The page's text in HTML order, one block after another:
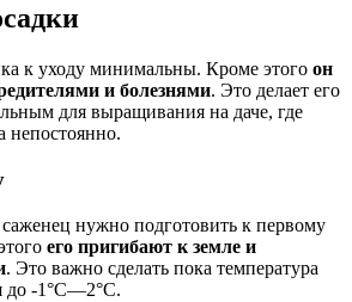
к уходу минимальны. Кроме этого он
и болезнями. Это делает его
для выращивания на даче, где
непостоянно.
нужно подготовить к первому
его пригибают к земле и
. Это важно сделать пока температура
до -1°С—2°С.